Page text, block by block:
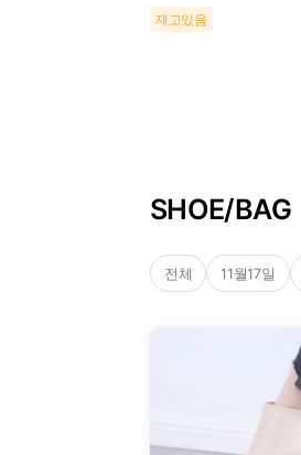
재고있음
SHOE/BAG
전체 11월17일